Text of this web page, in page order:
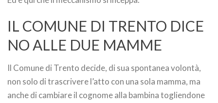
IL COMUNE DI TRENTO DICE
NO ALLE DUE MAMME
Il Comune di Trento decide, di sua spontanea volontà,
non solo di trascrivere l’atto con una sola mamma, ma
anche di cambiare il cognome alla bambina togliendone